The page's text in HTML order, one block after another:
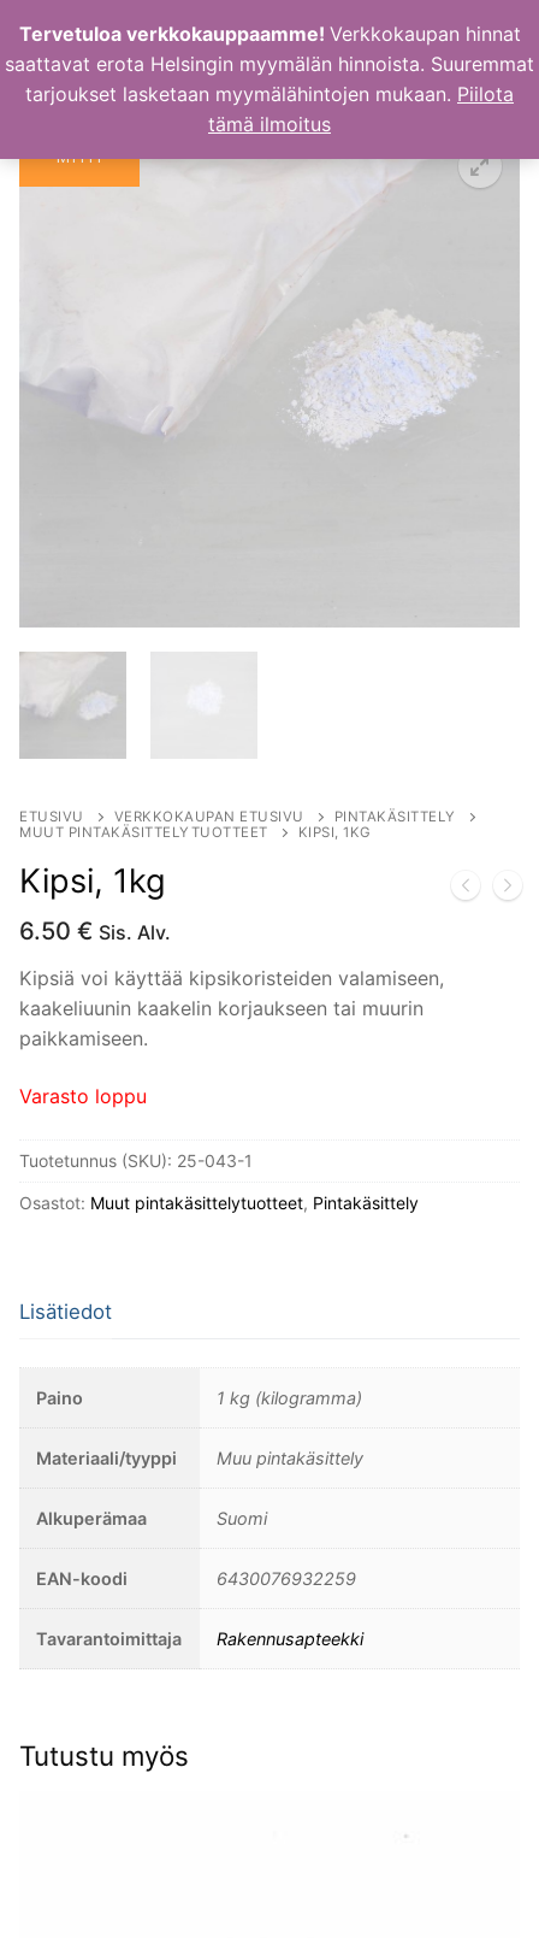
sisältöön
MYYTY
ETUSIVU VERKKOKAUPAN ETUSIVU
PINTAKÄSITTELY
MUUT PINTAKÄSITTELYTUOTTEET
KIPSI, 1KG
Kipsi, 1kg
6.50 € Sis. Alv.
Kipsiä voi käyttää kipsikoristeiden valamiseen,
kaakeliuunin kaakelin korjaukseen tai muurin
paikkamiseen.
Varasto loppu
Tuotetunnus (SKU): 25-043-1
Osastot: Muut pintakäsittelytuotteet, Pintakäsittely
Lisätiedot
Paino 1 kg (kilogramma)
Materiaali/tyyppi Muu pintakäsittely
Alkuperämaa Suomi
EAN-koodi 6430076932259
Tavarantoimittaja Rakennusapteekki
Tutustu myös
Tervetuloa verkkokauppaamme! Verkkokaupan hinnat
saattavat erota Helsingin myymälän hinnoista. Suuremmat
tarjoukset lasketaan myymälähintojen mukaan. Piilota
tämä ilmoitus